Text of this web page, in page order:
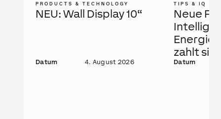
PRODUCTS & TECHNOLOGY
NEU: Wall Display 10“
Datum 4. August 2026
TIPS & IQ
Neue
zahlt
Datum